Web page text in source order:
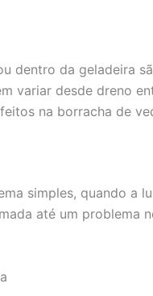
dentro da geladeira
variar desde dreno
na borracha de
simples, quando a
até um